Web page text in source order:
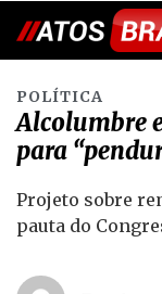
POLÍTICA
Alcolumbre
para
Projeto sobre
pauta do